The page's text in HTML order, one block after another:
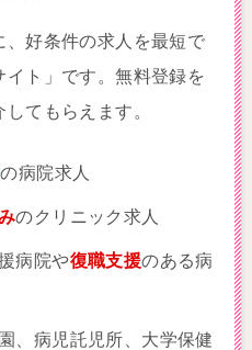
好条件の求人を最短で
ト」です。無料登録を
てもらえます。
の病院求人
のクリニック求人
病院や復職支援のある病
、病児託児所、大学保健